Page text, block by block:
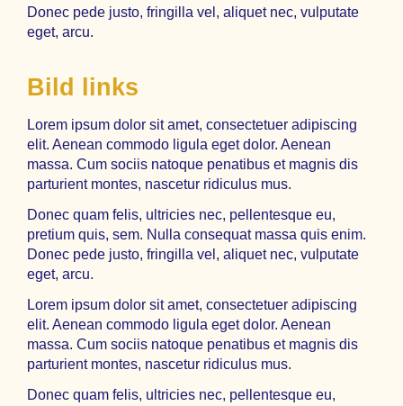
Donec pede justo, fringilla vel, aliquet nec, vulputate
eget, arcu.
Bild links
Lorem ipsum dolor sit amet, consectetuer adipiscing
elit. Aenean commodo ligula eget dolor. Aenean
massa. Cum sociis natoque penatibus et magnis dis
parturient montes, nascetur ridiculus mus.
Donec quam felis, ultricies nec, pellentesque eu,
pretium quis, sem. Nulla consequat massa quis enim.
Donec pede justo, fringilla vel, aliquet nec, vulputate
eget, arcu.
Lorem ipsum dolor sit amet, consectetuer adipiscing
elit. Aenean commodo ligula eget dolor. Aenean
massa. Cum sociis natoque penatibus et magnis dis
parturient montes, nascetur ridiculus mus.
Donec quam felis, ultricies nec, pellentesque eu,